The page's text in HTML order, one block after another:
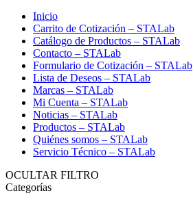
Inicio
Carrito de Cotización – STALab
Catálogo de Productos – STALab
Contacto – STALab
Formulario de Cotización – STALab
Lista de Deseos – STALab
Marcas – STALab
Mi Cuenta – STALab
Noticias – STALab
Productos – STALab
Quiénes somos – STALab
Servicio Técnico – STALab
OCULTAR FILTRO
Categorías